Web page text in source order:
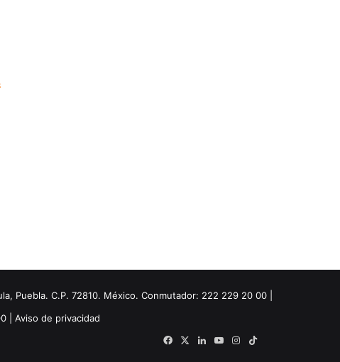
Puebla. C.P. 72810. México. Conmutador: 222 229 20 00 |
| Aviso de privacidad
Facebook
X LinkedInYouTubeInstagram
TikTok